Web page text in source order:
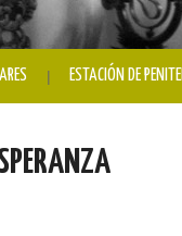
ESTACIÓN DE